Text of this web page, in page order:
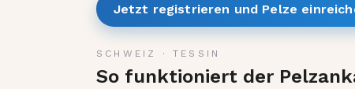
Jetzt registrieren und Pelze
SCHWEIZ ·TESSIN
So funktioniert der